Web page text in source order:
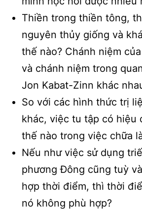
Thiền trong thiền tông,
nguyên thủy giống và
thế nào? Chánh niệm
và chánh niệm trong
Jon Kabat-Zinn khác
So với các hình thức trị
khác, việc tu tập có hiệu
thế nào trong việc chữa
Nếu như việc sử dụng
phương Đông cũng tuỳ
hợp thời điểm, thì thời
nó không phù hợp?